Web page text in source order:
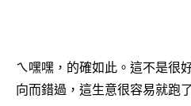
ㄟ嘿嘿，的確如此。這不是很
向而錯過，這生意很容易就跑了